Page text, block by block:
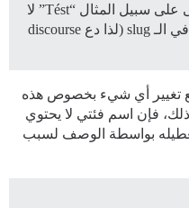
لقد اختبرته للتو، ووجود فئة تسمى على سبيل المثال “Tést” لا
بأس به، طالما أنك لا تتضمن الـ é في الـ slug (لذا دع discourse
تغيير أي شيء بخصوص هذه
فإن اسم فئتي لا يحتوي
بواسطة الوصف لسبب